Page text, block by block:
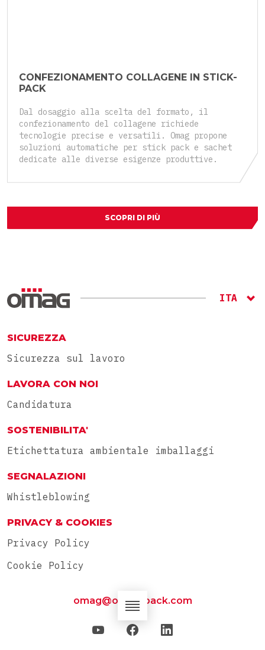
CONFEZIONAMENTO COLLAGENE IN STICK-
PACK
Dal dosaggio alla scelta del formato, il
confezionamento del collagene richiede
tecnologie precise e versatili. Omag propone
soluzioni automatiche per stick pack e sachet
dedicate alle diverse esigenze produttive.
SCOPRI DI PIÙ
ITA
SICUREZZA
Sicurezza sul lavoro
LAVORA CON NOI
Candidatura
SOSTENIBILITA'
Etichettatura ambientale imballaggi
SEGNALAZIONI
Whistleblowing
PRIVACY & COOKIES
Privacy Policy
Cookie Policy
omag@omag-pack.com